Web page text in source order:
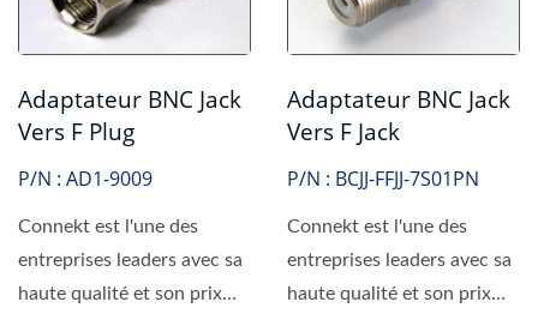
Adaptateur BNC Jack
Vers F Plug
P/N : AD1-9009
Connekt est l'une des
entreprises leaders avec sa
haute qualité et son prix
Adaptateur BNC Jack
Vers F Jack
P/N : BCJJ-FFJJ-7S01PN
Connekt est l'une des
entreprises leaders avec sa
haute qualité et son prix